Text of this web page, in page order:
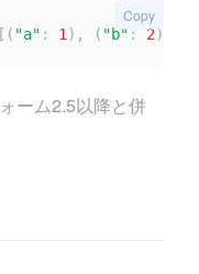
[ ( "a" : 1 ) , ( "b" : 2)
Copy
ーム2.5以降と併